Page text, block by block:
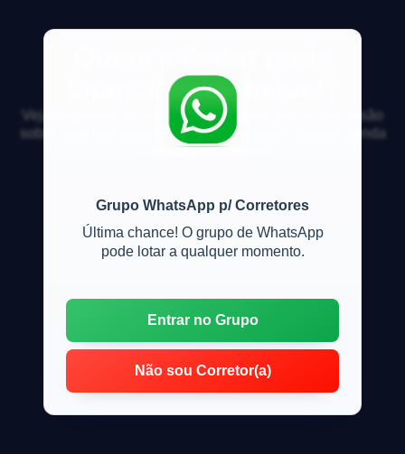
Grupo WhatsApp p/ Corretores
Última chance! O grupo de WhatsApp
pode lotar a qualquer momento.
Entrar no Grupo
Não sou Corretor(a)
financiar um imóvel?
Veja respostas de especialistas e participe da discussão
sobre mercado imobiliário, financiamento, compra, venda
e locação de imóveis